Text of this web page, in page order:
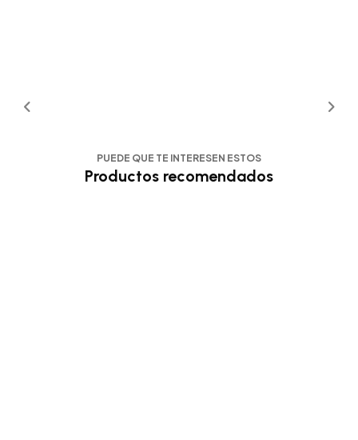
PUEDE QUE TE INTERESEN ESTOS
Productos recomendados